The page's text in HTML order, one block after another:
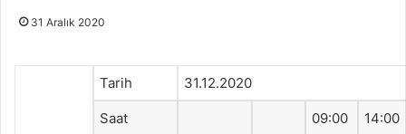
31 Aralık 2020
Tarih 31.12.2020
Saat 09:00 14:00